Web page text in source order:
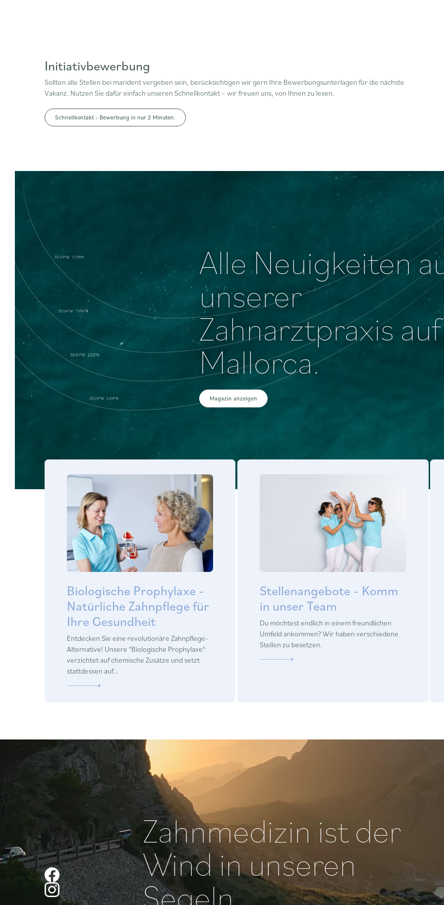
Initiativbewerbung
Sollten alle Stellen bei marident vergeben sein, berücksichtigen wir gern Ihre Bewerbungsunterlagen für die nächste
Vakanz. Nutzen Sie dafür einfach unseren Schnellkontakt – wir freuen uns, von Ihnen zu lesen.
Schnellkontakt – Bewerbung in nur 2 Minuten.
Alle Neuigkeiten
unserer
Zahnarztpraxis auf
Mallorca.
Magazin anzeigen
Biologische Prophylaxe -
Natürliche Zahnpflege für
Ihre Gesundheit
Entdecken Sie eine revolutionäre Zahnpflege-
Alternative! Unsere "Biologische Prophylaxe"
verzichtet auf chemische Zusätze und setzt
stattdessen auf…
Stellenangebote - Komm
in unser Team
Du möchtest endlich in einem freundlichen
Umfeld ankommen? Wir haben verschiedene
Stellen zu besetzen.
Zahnmedizin ist der
Wind in unseren